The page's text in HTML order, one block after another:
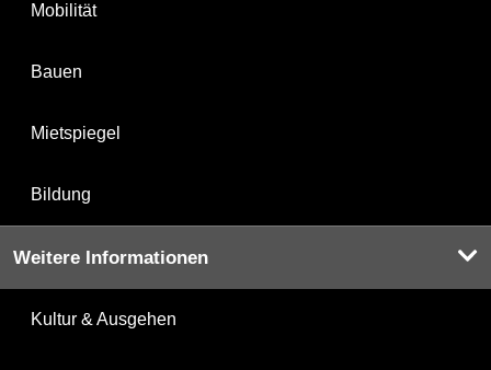
Mobilität
Bauen
Mietspiegel
Bildung
Weitere Informationen
Kultur & Ausgehen